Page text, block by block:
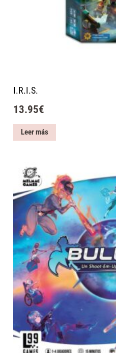
I.R.I.S.
13.95€
Leer más